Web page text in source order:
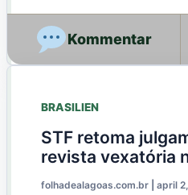
BRASILIEN
STF retoma
revista vexatória
folhadealagoas.com.br april